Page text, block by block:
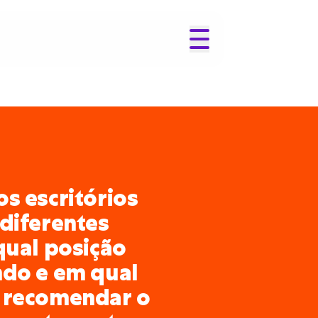
escritórios
posição
e em qual
o